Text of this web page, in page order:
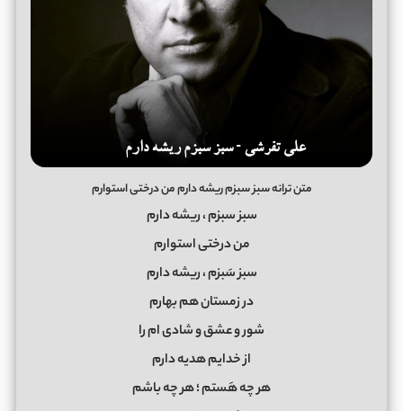
متن ترانه سبز سبزم ریشه دارم من درختی استوارم
سبز سبزم ، ریشه دارم
من درختی استوارم
سبز سَبزم ، ریشه دارم
در زمستان هم بهارم
شور و عشق و شادی ام را
از خدایم هدیه دارم
هر چه هَستم ؛ هر چه باشم